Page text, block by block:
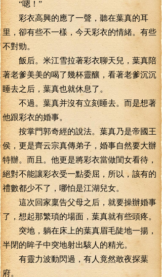
“嗯！”
彩衣高興的應了一聲，聽在葉真的耳
里，卻有些不一樣，今天彩衣的情緒。有些
不對勁。
飯后。米江雪拉著彩衣聊天兒，葉真陪
著老爹美美的喝了幾杯靈釀，看著老爹沉沉
睡去之后，葉真也就休息了。
不過。葉真并沒有立刻睡去。而是想著
他跟彩衣的婚事。
按掌門郭奇經的說法。葉真乃是帝國王
侯，更是齊云宗真傳弟子，婚事自然要大辦
特辦。而且。他更是將彩衣當做閨女看待，
絕對不能讓彩衣受一點委屈，所以，該有的
禮數都少不了，哪怕是江湖兒女。
這次回家稟告父母之后，就要操辦婚事
了，想起那繁瑣的場面，葉真就有些頭疼。
突地，躺在床上的葉真眉毛陡地一揚，
半閉的眸子中突地射出駭人的精光。
有靈力波動閃過，有人竟然敢夜探葉
府。